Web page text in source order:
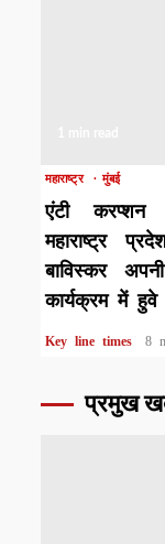
महाराष्ट्र मुंबई
एंटी करप्शन
महाराष्ट्र
बाविस्कर
कार्यक्रम में
Key line times 8
प्रमुख